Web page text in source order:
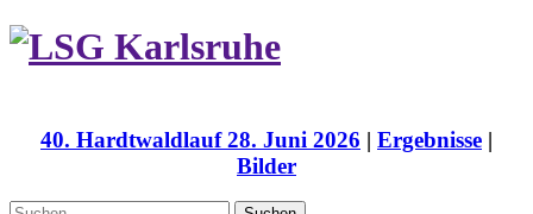
40. Hardtwaldlauf 28. Juni 2026 | Ergebnisse |
Bilder